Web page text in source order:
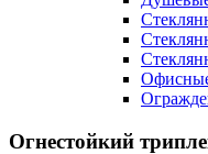
Огнестойкий